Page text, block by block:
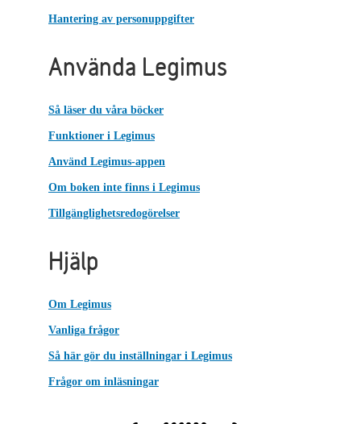
Hantering av personuppgifter
Använda Legimus
Så läser du våra böcker
Funktioner i Legimus
Använd Legimus-appen
Om boken inte finns i Legimus
Tillgänglighetsredogörelser
Hjälp
Om Legimus
Vanliga frågor
Så här gör du inställningar i Legimus
Frågor om inläsningar